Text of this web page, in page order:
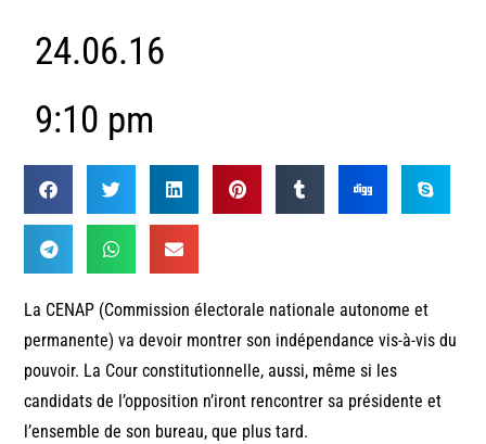
24.06.16
9:10 pm
La CENAP (Commission électorale nationale autonome et
permanente) va devoir montrer son indépendance vis-à-vis du
pouvoir. La Cour constitutionnelle, aussi, même si les
candidats de l’opposition n’iront rencontrer sa présidente et
l’ensemble de son bureau, que plus tard.